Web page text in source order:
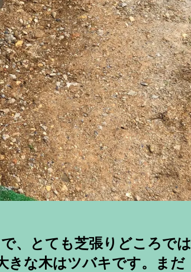
、とても芝張りどころでは
きな木はツバキです。まだ